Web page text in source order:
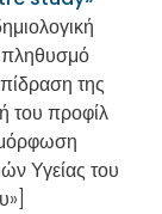
πληθυσμό
της
του προφίλ
Υγείας του